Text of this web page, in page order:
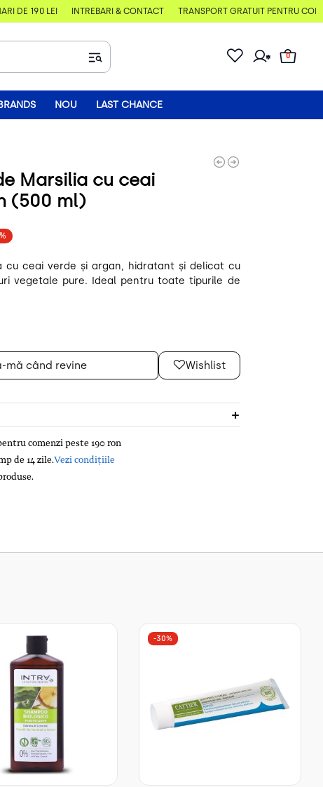
DE 190 LEI ÎNTREBĂRI & CONTACT TRANSPORT GRATUIT PENTRU
0
NOU LAST CHANCE
Marsilia cu ceai
(500 ml)
cu ceai verde și argan, hidratant și delicat cu
vegetale pure. Ideal pentru toate tipurile de
mă când revine Wishlist
comenzi peste 190 ron
de 14 zile.Vezi condițiile
-30%